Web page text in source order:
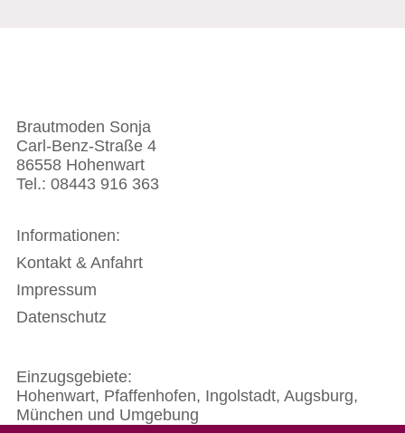
Brautmoden Sonja
Carl-Benz-Straße 4
86558 Hohenwart
Tel.: 08443 916 363
Informationen:
Kontakt & Anfahrt
Impressum
Datenschutz
Einzugsgebiete:
Hohenwart, Pfaffenhofen, Ingolstadt, Augsburg,
München und Umgebung